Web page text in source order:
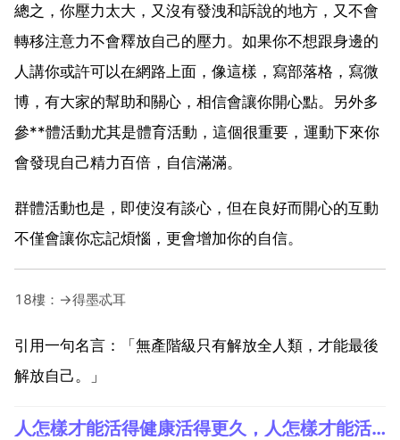
總之，你壓力太大，又沒有發洩和訴說的地方，又不會
轉移注意力不會釋放自己的壓力。如果你不想跟身邊的
人講你或許可以在網路上面，像這樣，寫部落格，寫微
博，有大家的幫助和關心，相信會讓你開心點。另外多
參**體活動尤其是體育活動，這個很重要，運動下來你
會發現自己精力百倍，自信滿滿。
群體活動也是，即使沒有談心，但在良好而開心的互動
不僅會讓你忘記煩惱，更會增加你的自信。
18樓：→得墨忒耳
引用一句名言：「無產階級只有解放全人類，才能最後
解放自己。」
人怎樣才能活得健康活得更久，人怎樣才能活得更久？